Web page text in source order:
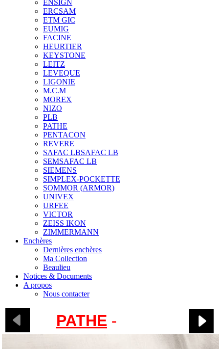
ENSIGN
ERCSAM
ETM GIC
EUMIG
FACINE
HEURTIER
KEYSTONE
LEITZ
LEVEQUE
LIGONIE
M.C.M
MOREX
NIZO
PLB
PATHE
PENTACON
REVERE
SAFAC LBSAFAC LB
SEMSAFAC LB
SIEMENS
SIMPLEX-POCKETTE
SOMMOR (ARMOR)
UNIVEX
URFEE
VICTOR
ZEISS IKON
ZIMMERMANN
Enchères
Dernières enchères
Ma Collection
Beaulieu
Notices & Documents
A propos
Nous contacter
PATHE -